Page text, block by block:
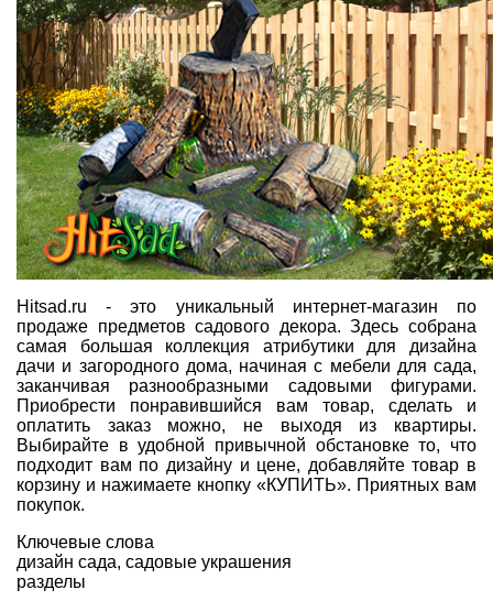
Hitsad.ru - это уникальный интернет-магазин по
продаже предметов садового декора. Здесь собрана
самая большая коллекция атрибутики для дизайна
дачи и загородного дома, начиная с мебели для сада,
заканчивая разнообразными садовыми фигурами.
Приобрести понравившийся вам товар, сделать и
оплатить заказ можно, не выходя из квартиры.
Выбирайте в удобной привычной обстановке то, что
подходит вам по дизайну и цене, добавляйте товар в
корзину и нажимаете кнопку «КУПИТЬ». Приятных вам
покупок.
Ключевые слова
дизайн сада, садовые украшения
разделы